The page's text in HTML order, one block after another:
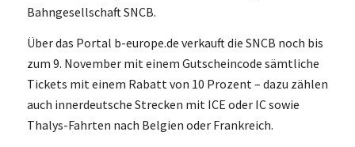
Bahngesellschaft SNCB.
Über das Portal b-europe.de verkauft die SNCB noch bis
zum 9. November mit einem Gutscheincode sämtliche
Tickets mit einem Rabatt von 10 Prozent – dazu zählen
auch innerdeutsche Strecken mit ICE oder IC sowie
Thalys-Fahrten nach Belgien oder Frankreich.